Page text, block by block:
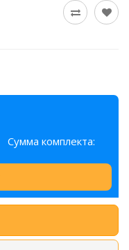
Сумма комплекта: